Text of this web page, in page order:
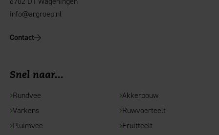
info@argroep.nl
Contact
Snel naar...
Rundvee
Varkens
Pluimvee
Akkerbouw
Ruwvoerteelt
Fruitteelt